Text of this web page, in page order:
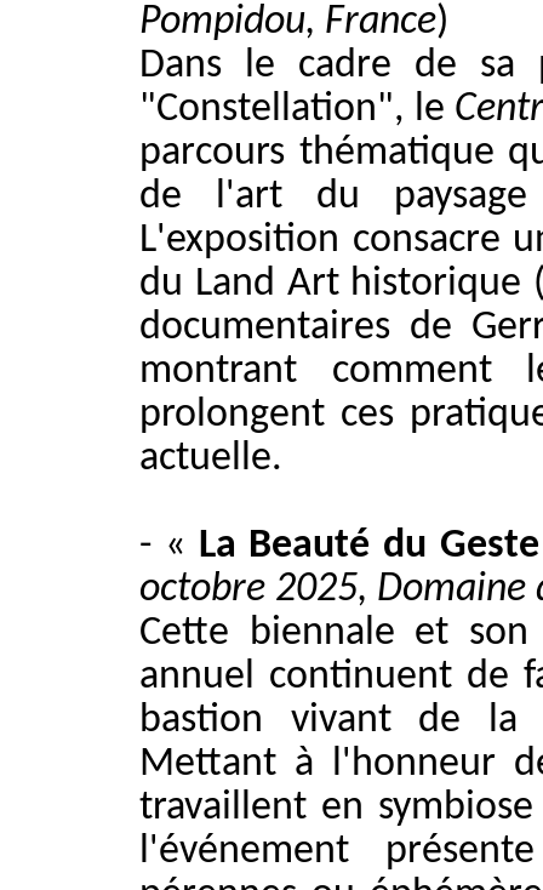
Pompidou, France)
Dans le cadre de sa
"Constellation", le
parcours thématique
de l'art du
L'exposition consacre
du Land Art historique
documentaires de
montrant comment
prolongent ces
actuelle.
- « La Beauté du
octobre 2025, Domaine
Cette biennale et
annuel continuent de
bastion vivant de la
Mettant à l'honneur
travaillent en
l'événement